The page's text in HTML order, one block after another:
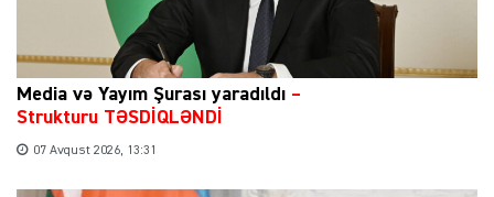
Media və Yayım Şurası yaradıldı –
Strukturu TƏSDİQLƏNDİ
07 Avqust 2026, 13:31